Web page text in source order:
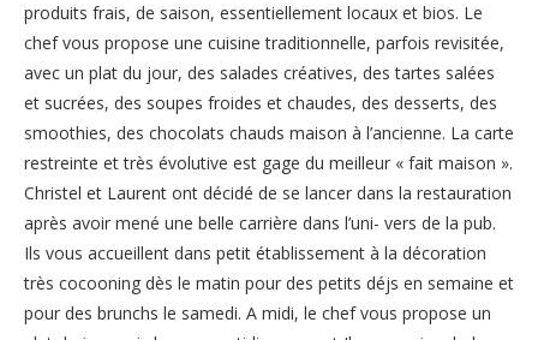
produits frais, de saison, essentiellement locaux et bios. Le
chef vous propose une cuisine traditionnelle, parfois revisitée,
avec un plat du jour, des salades créatives, des tartes salées
et sucrées, des soupes froides et chaudes, des desserts, des
smoothies, des chocolats chauds maison à l’ancienne. La carte
restreinte et très évolutive est gage du meilleur « fait maison ».
Christel et Laurent ont décidé de se lancer dans la restauration
après avoir mené une belle carrière dans l’uni- vers de la pub.
Ils vous accueillent dans petit établissement à la décoration
très cocooning dès le matin pour des petits déjs en semaine et
pour des brunchs le samedi. A midi, le chef vous propose un